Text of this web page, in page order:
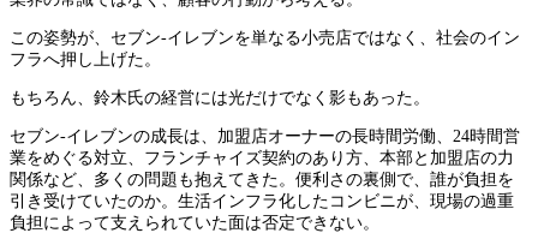
この姿勢が、セブン-イレブンを単なる小売店ではなく、社会のイン
フラへ押し上げた。
もちろん、鈴木氏の経営には光だけでなく影もあった。
セブン-イレブンの成長は、加盟店オーナーの長時間労働、24時間営
業をめぐる対立、フランチャイズ契約のあり方、本部と加盟店の力
関係など、多くの問題も抱えてきた。便利さの裏側で、誰が負担を
引き受けていたのか。生活インフラ化したコンビニが、現場の過重
負担によって支えられていた面は否定できない。